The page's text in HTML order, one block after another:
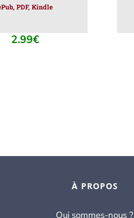
PDF, Kindle
2.99€
À PROPOS
Qui sommes-nous ?